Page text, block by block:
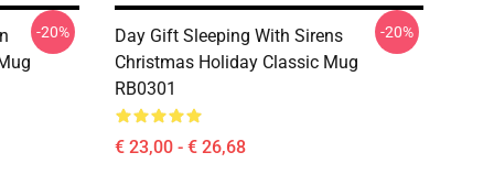
-20%
Day Gift Sleeping With Sirens
Christmas Holiday Classic Mug
RB0301
€ 23,00 - € 26,68
-20%